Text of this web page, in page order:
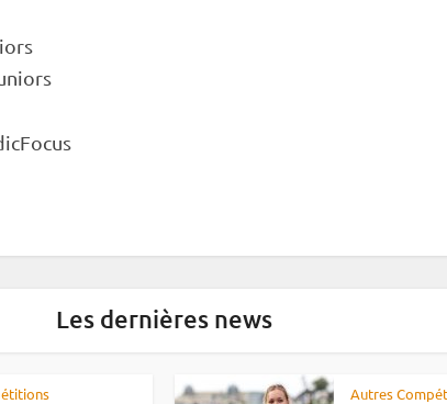
Les dernières news
Autres